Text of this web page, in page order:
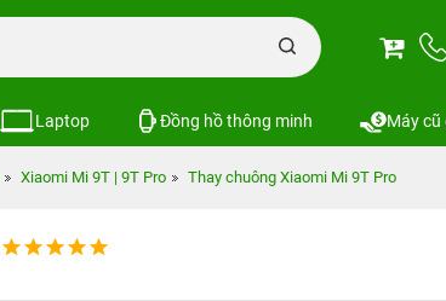
Laptop Đồng hồ thông minh Máy cũ
Xiaomi Mi 9T | 9T Pro Thay chuông Xiaomi Mi 9T Pro